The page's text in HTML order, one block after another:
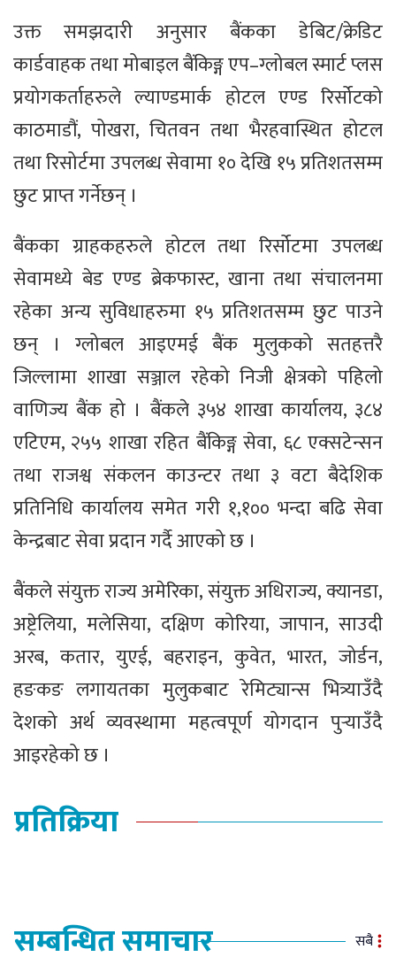
उक्त समझदारी अनुसार बैंकका डेबिट/क्रेडिट
कार्डवाहक तथा मोबाइल बैंकिङ्ग एप–ग्लोबल स्मार्ट प्लस
प्रयोगकर्ताहरुले ल्याण्डमार्क होटल एण्ड रिर्सोटको
काठमाडौं, पोखरा, चितवन तथा भैरहवास्थित होटल
तथा रिसोर्टमा उपलब्ध सेवामा १० देखि १५ प्रतिशतसम्म
छुट प्राप्त गर्नेछन् ।
बैंकका ग्राहकहरुले होटल तथा रिर्सोटमा उपलब्ध
सेवामध्ये बेड एण्ड ब्रेकफास्ट, खाना तथा संचालनमा
रहेका अन्य सुविधाहरुमा १५ प्रतिशतसम्म छुट पाउने
छन् । ग्लोबल आइएमई बैंक मुलुकको सतहत्तरै
जिल्लामा शाखा सञ्जाल रहेको निजी क्षेत्रको पहिलो
वाणिज्य बैंक हो । बैंकले ३५४ शाखा कार्यालय, ३८४
एटिएम, २५५ शाखा रहित बैंकिङ्ग सेवा, ६८ एक्सटेन्सन
तथा राजश्व संकलन काउन्टर तथा ३ वटा बैदेशिक
प्रतिनिधि कार्यालय समेत गरी १,१०० भन्दा बढि सेवा
केन्द्रबाट सेवा प्रदान गर्दै आएको छ ।
बैंकले संयुक्त राज्य अमेरिका, संयुक्त अधिराज्य, क्यानडा,
अष्ट्रेलिया, मलेसिया, दक्षिण कोरिया, जापान, साउदी
अरब, कतार, युएई, बहराइन, कुवेत, भारत, जोर्डन,
हङकङ लगायतका मुलुकबाट रेमिट्यान्स भित्र्याउँदै
देशको अर्थ व्यवस्थामा महत्वपूर्ण योगदान पुर्‍याउँदै
आइरहेको छ ।
प्रतिक्रिया
सम्बन्धित समाचार सबै